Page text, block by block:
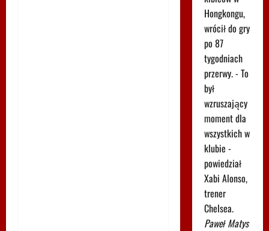
Hongkongu,
wrócił do gry
po 87
tygodniach
przerwy. - To
był
wzruszający
moment dla
wszystkich w
klubie -
powiedział
Xabi Alonso,
trener
Chelsea.
Paweł Matys